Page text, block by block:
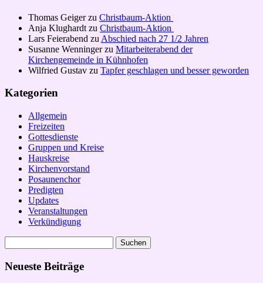
Thomas Geigerzu Christbaum-Aktion
Anja Klughardt zu Christbaum-Aktion
Lars Feierabend zu Abschied nach 27 1/2 Jahren
Susanne Wenningerzu Mitarbeiterabend der
Kirchengemeinde in Kühnhofen
Wilfried Gustav zu Tapfer geschlagen und besser geworden
Kategorien
Allgemein
Freizeiten
Gottesdienste
Gruppen und Kreise
Hauskreise
Kirchenvorstand
Posaunenchor
Predigten
Updates
Veranstaltungen
Verkündigung
nach:
Neueste Beiträge